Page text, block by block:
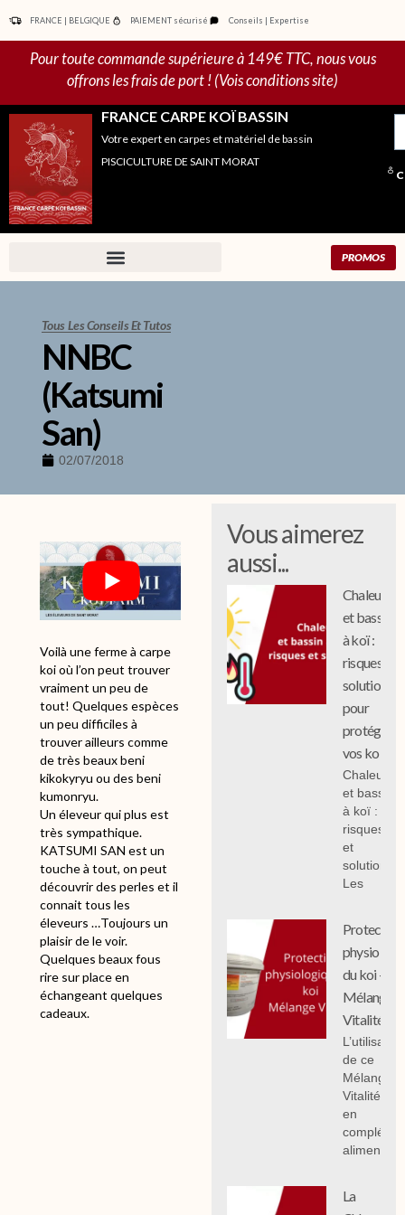
contenu
FRANCE | BELGIQUE PAIEMENT sécurisé Conseils | Expertise
Pour toute commande supérieure à 149€ TTC, nous vous
offrons les frais de port ! (Vois conditions site)
FRANCE CARPE KOÏ BASSIN
Votre expert en carpes et matériel de bassin
PISCICULTURE DE SAINT MORAT
PROMOS
Tous Les Conseils Et Tutos
NNBC
(Katsumi
San)
02/07/2018
Voilà une ferme à carpe
koi où l’on peut trouver
vraiment un peu de
tout! Quelques espèces
un peu difficiles à
trouver ailleurs comme
de très beaux beni
kikokyryu ou des beni
kumonryu.
Un éleveur qui plus est
très sympathique.
KATSUMI SAN est un
touche à tout, on peut
découvrir des perles et il
connait tous les
éleveurs …Toujours un
plaisir de le voir.
Quelques beaux fous
rire sur place en
échangeant quelques
cadeaux.
Vous aimerez
aussi...
Chaleur
et bassin
à koï :
risques et
solutions
pour
protéger
vos koi
Chaleur
et bassin
à koï :
risques
et
solutions;
Les
Protection
du koi -
Mélange
Vitalité
L’utilisation
de ce
Mélange
Vitalité 1
en
alimentaire
La